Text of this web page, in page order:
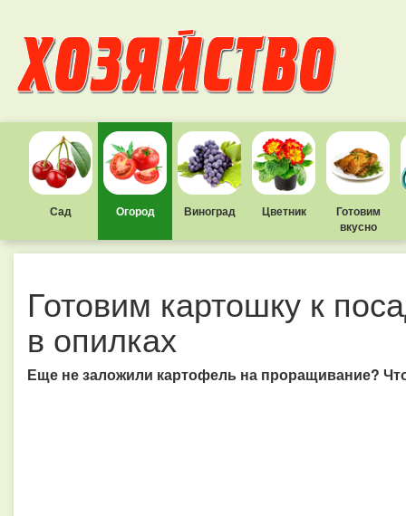
Сад Огород Виноград Цветник
Готовим
вкусно
Готовим картошку к
в опилках
Еще не заложили картофель на проращивание?